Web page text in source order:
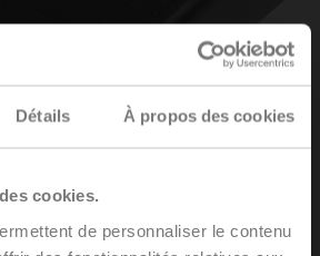
Détails À propos des cookies
cookies.
de personnaliser le contenu